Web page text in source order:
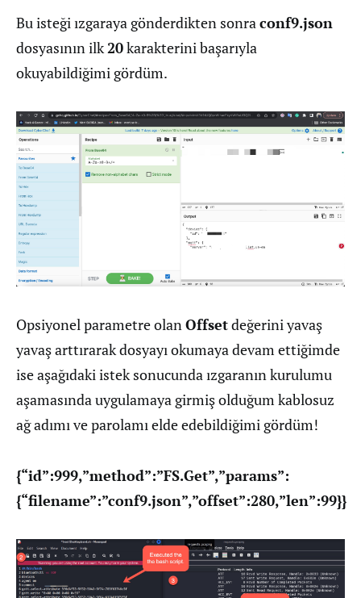
Bu isteği ızgaraya gönderdikten sonraconf9.json
dosyasının ilk20karakterini başarıyla
okuyabildiğimi gördüm.
Opsiyonel parametre olanOffsetdeğerini yavaş
yavaş arttırarak dosyayı okumaya devam ettiğimde
ise aşağıdaki istek sonucunda ızgaranın kurulumu
aşamasında uygulamaya girmiş olduğum kablosuz
ağ adımı ve parolamı elde edebildiğimi gördüm!
{“id”:999,”method”:”FS.Get”,”params”:
{“filename”:”conf9.json”,”offset”:280,”len”:99}}